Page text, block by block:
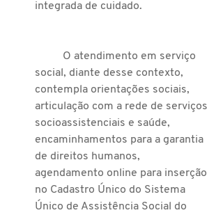
integrada de cuidado.
social, diante desse contexto,
contempla orientações sociais,
articulação com a rede de serviços
socioassistenciais e saúde,
encaminhamentos para a garantia
de direitos humanos,
agendamento online para inserção
no Cadastro Único do Sistema
Único de Assistência Social do